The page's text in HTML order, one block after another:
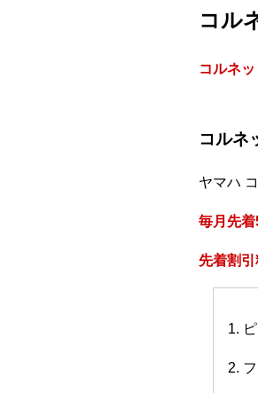
コル
コルネ
コルネ
ヤマハ
毎月先
先着割引
1.
2.